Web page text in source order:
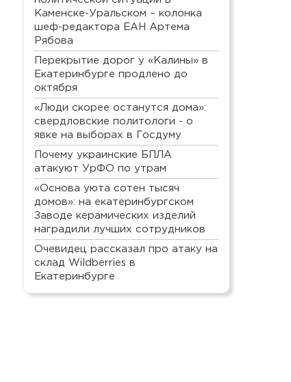
Каменске-Уральском – колонка
шеф-редактора ЕАН Артема
Рябова
Перекрытие дорог у «Калины» в
Екатеринбурге продлено до
октября
«Люди скорее останутся дома»:
свердловские политологи - о
явке на выборах в Госдуму
Почему украинские БПЛА
атакуют УрФО по утрам
«Основа уюта сотен тысяч
домов»: на екатеринбургском
Заводе керамических изделий
наградили лучших сотрудников
Очевидец рассказал про атаку на
склад Wildberries в
Екатеринбурге